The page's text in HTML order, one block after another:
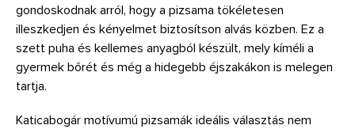
gondoskodnak arról, hogy a pizsama tökéletesen
illeszkedjen és kényelmet biztosítson alvás közben. Ez a
szett puha és kellemes anyagból készült, mely kíméli a
gyermek bőrét és még a hidegebb éjszakákon is melegen
tartja.
Katicabogár motívumú pizsamák ideális választás nem